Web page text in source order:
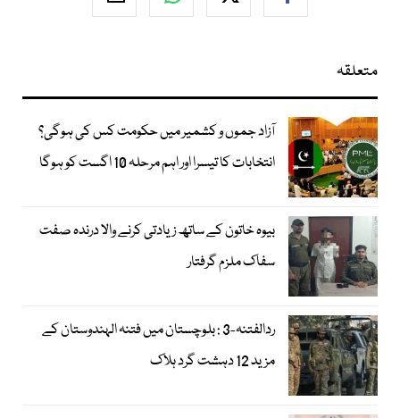
متعلقہ
آزاد جموں و کشمیر میں حکومت کس کی ہوگی؟
انتخابات کا تیسرا اور اہم مرحلہ 10 اگست کو ہوگا
بیوہ خاتون کے ساتھ زیادتی کرنے والا درندہ صفت
سفاک ملزم گرفتار
ردالفتنہ-3 : بلوچستان میں فتنہ الہندوستان کے
مزید 12 دہشت گرد ہلاک